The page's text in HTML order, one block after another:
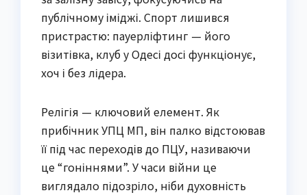
публічному іміджі. Спорт лишився
пристрастю: пауерліфтинг — його
візитівка, клуб у Одесі досі функціонує,
хоч і без лідера.
Релігія — ключовий елемент. Як
прибічник УПЦ МП, він палко відстоював
її під час переходів до ПЦУ, називаючи
це “гоніннями”. У часи війни це
виглядало підозріло, ніби духовність